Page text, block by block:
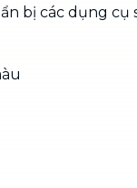
bị các dụng cụ